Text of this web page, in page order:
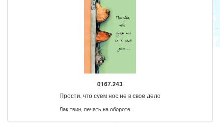
0167.243
Прости, что суем нос не в свое дело
Лак твин, печать на обороте.